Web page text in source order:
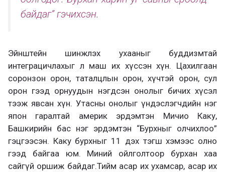
байдаг” гэчихсэн.
Эйнштейн шинжлэх ухааныг буддизмтай
интеграцичлахыг л маш их хүссэн хүн. Цахилгаан
соронзон орон, таталцлын орон, хүчтэй орон, сул
орон гээд орнуудын нэгдсэн онолыг бичих хүсэл
тээж явсан хүн. Утасны онолыг үндэслэгчдийн нэг
япон гаралтай америк эрдэмтэн Мичио Каку,
Башкирийн бас нэг эрдэмтэн “Бурхныг олчихлоо”
гэцгээсэн. Каку бурхныг 11 дэх тэгш хэмээс олно
гээд байгаа юм. Миний ойлголтоор бурхан хаа
сайгүй оршиж байдаг.Тийм асар их ухамсар, асар их